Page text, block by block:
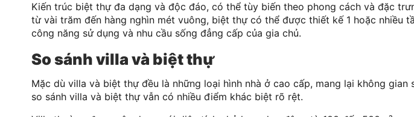
Kiến trúc biệt thự đa dạng và độc đáo, có thể tùy biến theo phong cách và đặc
từ vài trăm đến hàng nghìn mét vuông, biệt thự có thể được thiết kế 1 hoặc nhiều
công năng sử dụng và nhu cầu sống đẳng cấp của gia chủ.
So sánh villa và biệt thự
Mặc dù villa và biệt thự đều là những loại hình nhà ở cao cấp, mang lại không gian
so sánh villa và biệt thự vẫn có nhiều điểm khác biệt rõ rệt.